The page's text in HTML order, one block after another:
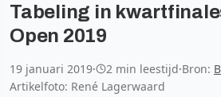
Tabeling in
Open 2019
19 januari 2019· 2 min leestijd·Bron:
Artikelfoto: René Lagerwaard